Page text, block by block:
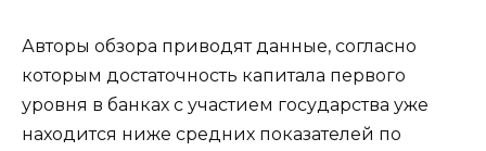
Авторы обзора приводят данные, согласно
которым достаточность капитала первого
уровня в банках с участием государства уже
находится ниже средних показателей по